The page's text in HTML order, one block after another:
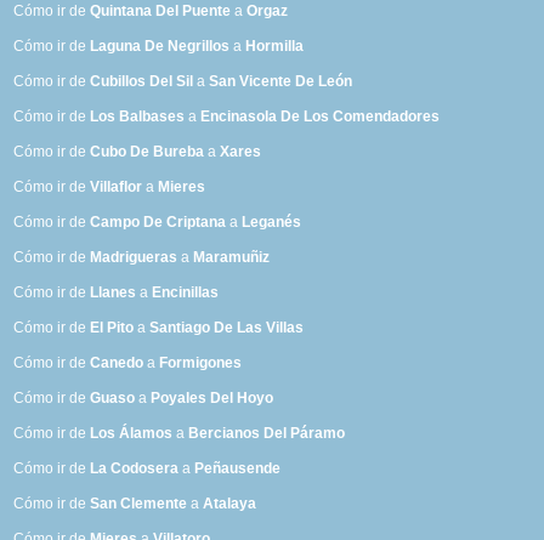
Cómo ir deQuintana Del Puente aOrgaz
Cómo ir de Laguna De Negrillos a Hormilla
Cómo ir deCubillos Del Sil aSan Vicente De León
Cómo ir de Los Balbases a Encinasola De Los Comendadores
Cómo ir deCubo De Bureba aXares
Cómo ir deVillaflor a Mieres
Cómo ir deCampo De Criptana a Leganés
Cómo ir de Madrigueras a Maramuñiz
Cómo ir de Llanes a Encinillas
Cómo ir de El Pito aSantiago De Las Villas
Cómo ir deCanedo a Formigones
Cómo ir deGuaso a Poyales Del Hoyo
Cómo ir de Los Álamos a Bercianos Del Páramo
Cómo ir de La Codosera a Peñausende
Cómo ir deSan Clemente aAtalaya